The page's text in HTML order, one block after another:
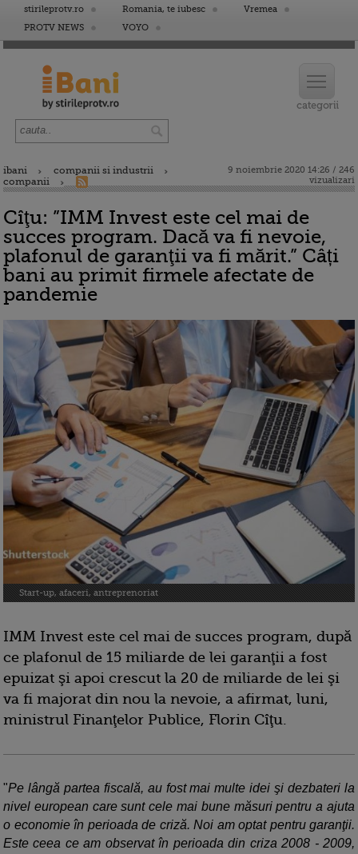
stirileprotv.ro Romania, te iubesc
Vremea
PROTV NEWS
VOYO
ibani
companii si industrii
companii
9 noiembrie 2020 14:26 / 246
vizualizari
Cîţu: ”IMM Invest este cel mai de
succes program. Dacă va fi nevoie,
plafonul de garanţii va fi mărit.” Câți
bani au primit firmele afectate de
pandemie
Start-up, afaceri, antreprenoriat
IMM Invest este cel mai de succes program, după
ce plafonul de 15 miliarde de lei garanţii a fost
epuizat şi apoi crescut la 20 de miliarde de lei şi
va fi majorat din nou la nevoie, a afirmat, luni,
ministrul Finanţelor Publice, Florin Cîţu.
"Pe lângă partea fiscală, au fost mai multe idei şi dezbateri la
nivel european care sunt cele mai bune măsuri pentru a ajuta
o economie în perioada de criză. Noi am optat pentru garanţii.
Este ceea ce am observat în perioada din criza 2008 - 2009,